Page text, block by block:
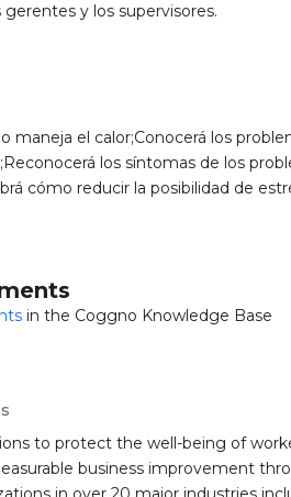
y los supervisores.
maneja el calor;Conocerá los
los síntomas de los
cómo reducir la posibilidad de
in the Coggno Knowledge Base
to protect the well-being of
business improvement